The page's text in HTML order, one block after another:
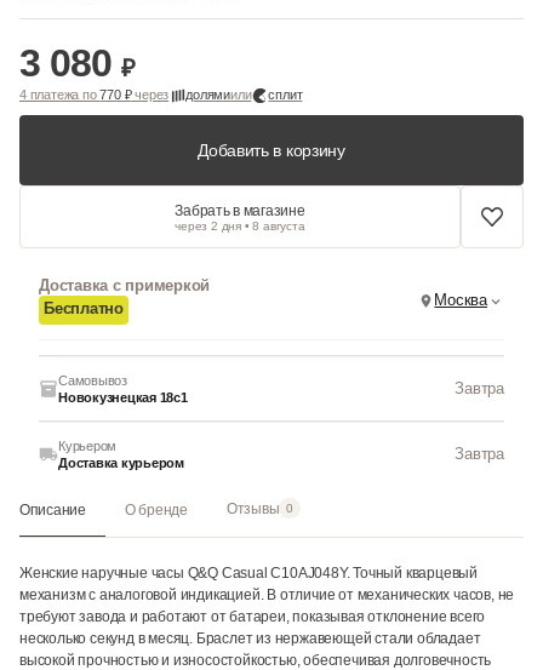
3 080 ₽
4 платежа по770 ₽через долямиили сплит
Добавить в корзину
Забрать в магазине
через 2 дня • 8 августа
Доставка с примеркой
Бесплатно
Москва
Самовывоз
Новокузнецкая 18с1
Завтра
Курьером
Доставка курьером
Завтра
Описание О бренде Отзывы 0
Женские наручные часы Q&Q Casual C10AJ048Y. Точный кварцевый
механизм с аналоговой индикацией. В отличие от механических часов, не
требуют завода и работают от батареи, показывая отклонение всего
несколько секунд в месяц. Браслет из нержавеющей стали обладает
высокой прочностью и износостойкостью, обеспечивая долговечность